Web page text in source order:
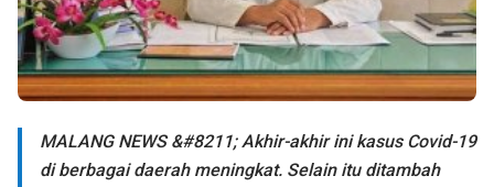
MALANG NEWS &#8211; Akhir-akhir ini kasus Covid-19
di berbagai daerah meningkat. Selain itu ditambah